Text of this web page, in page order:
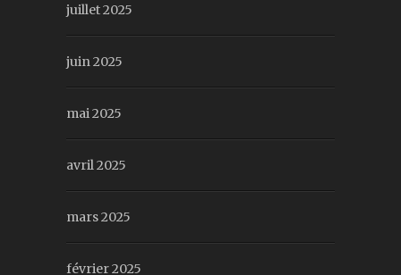
juillet 2025
juin 2025
mai 2025
avril 2025
mars 2025
février 2025